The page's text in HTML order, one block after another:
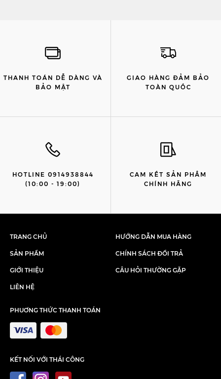
THANH TOÁN DỄ DÀNG VÀ
BẢO MẬT
GIAO HÀNG ĐẢM BẢO
TOÀN QUỐC
HOTLINE 0914938844
(10:00 - 19:00)
CAM KẾT SẢN PHẨM
CHÍNH HÃNG
TRANG CHỦ
SẢN PHẨM
GIỚI THIỆU
LIÊN HỆ
HƯỚNG DẪN MUA HÀNG
CHÍNH SÁCH ĐỔI TRẢ
CÂU HỎI THƯỜNG GẶP
PHUƠNG THỨC THANH TOÁN
KẾT NỐI VỚI THÁI CÔNG